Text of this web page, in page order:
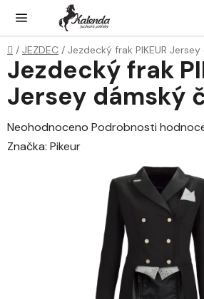
obsah
Domů
/ JEZDEC / Jezdecký frak PIKEUR
Jezdecký frak
Jersey dámský
Průměrné
hodnocení
Neohodnoceno Podrobnosti
Značka: Pikeur